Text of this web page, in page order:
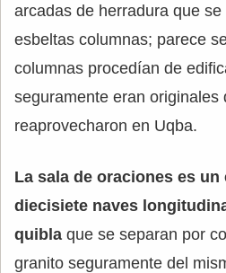
arcadas de herradura que
esbeltas columnas; parece
columnas procedían de
seguramente eran originales
reaprovecharon en Uqba.
La sala de oraciones es un
diecisiete naves
quibla que se separan por
granito seguramente del